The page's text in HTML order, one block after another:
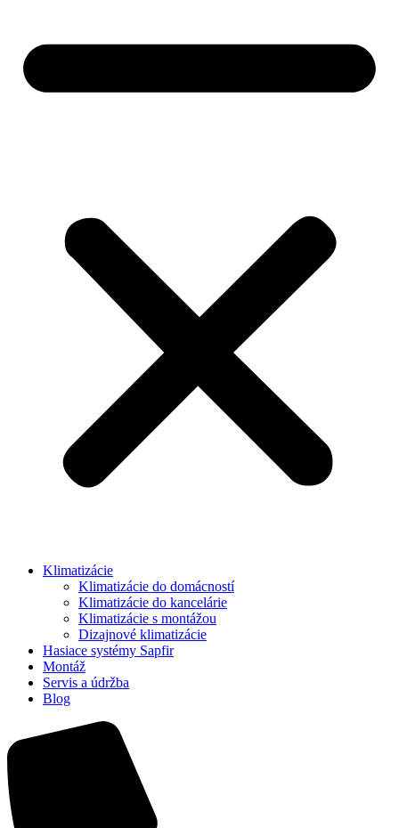
Klimatizácie
Klimatizácie do domácností
Klimatizácie do kancelárie
Klimatizácie s montážou
Dizajnové klimatizácie
Hasiace systémy Sapfir
Montáž
Servis a údržba
Blog